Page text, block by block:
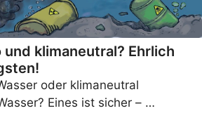
und klimaneutral? Ehrlich
oder klimaneutral
Eines ist sicher – …